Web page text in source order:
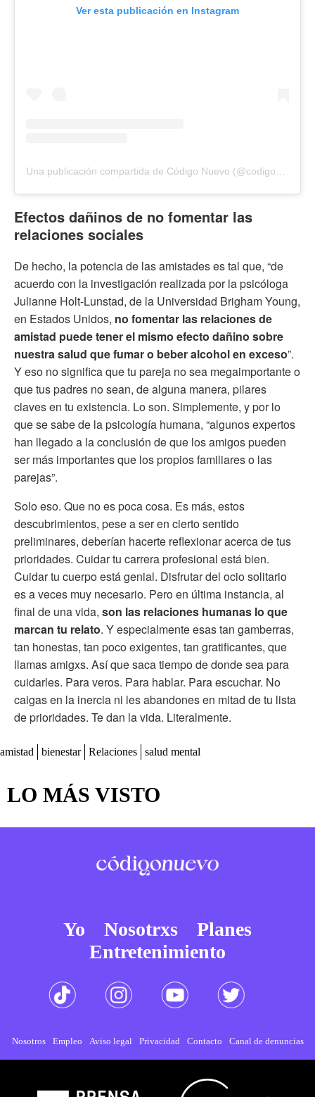
Ver esta publicación en Instagram
Efectos dañinos de no fomentar las
relaciones sociales
De hecho, la potencia de las amistades es tal que, “de
acuerdo con la investigación realizada por la psicóloga
Julianne Holt-Lunstad, de la Universidad Brigham Young,
en Estados Unidos, no fomentar las relaciones de
amistad puede tener el mismo efecto dañino sobre
nuestra salud que fumar o beber alcohol en exceso”.
Y eso no significa que tu pareja no sea megaimportante o
que tus padres no sean, de alguna manera, pilares
claves en tu existencia. Lo son. Simplemente, y por lo
que se sabe de la psicología humana, “algunos expertos
han llegado a la conclusión de que los amigos pueden
ser más importantes que los propios familiares o las
parejas”.
Solo eso. Que no es poca cosa. Es más, estos
descubrimientos, pese a ser en cierto sentido
preliminares, deberían hacerte reflexionar acerca de tus
prioridades. Cuidar tu carrera profesional está bien.
Cuidar tu cuerpo está genial. Disfrutar del ocio solitario
es a veces muy necesario. Pero en última instancia, al
final de una vida, son las relaciones humanas lo que
marcan tu relato. Y especialmente esas tan gamberras,
tan honestas, tan poco exigentes, tan gratificantes, que
llamas amigxs. Así que saca tiempo de donde sea para
cuidarles. Para veros. Para hablar. Para escuchar. No
caigas en la inercia ni les abandones en mitad de tu lista
de prioridades. Te dan la vida. Literalmente.
amistad bienestar Relaciones salud mental
LO MÁS VISTO
Yo Nosotrxs
Planes
Entretenimiento
Nosotros Empleo Aviso legal Privacidad Contacto Canal de denuncias